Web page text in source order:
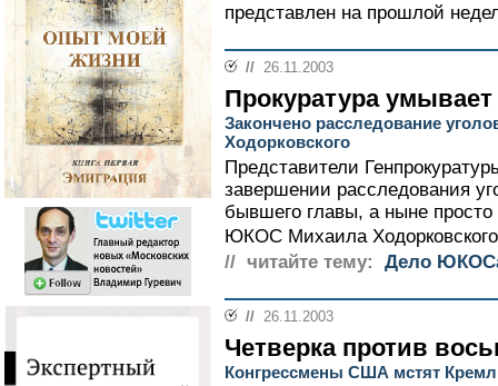
представлен на прошлой
// 26.11.2003
Прокуратура умывает
Закончено расследование
Ходорковского
Представители
завершении расследования
бывшего главы, а ныне
ЮКОС Михаила
// читайте тему:
Дело
// 26.11.2003
Четверка против
Конгрессмены США мстят